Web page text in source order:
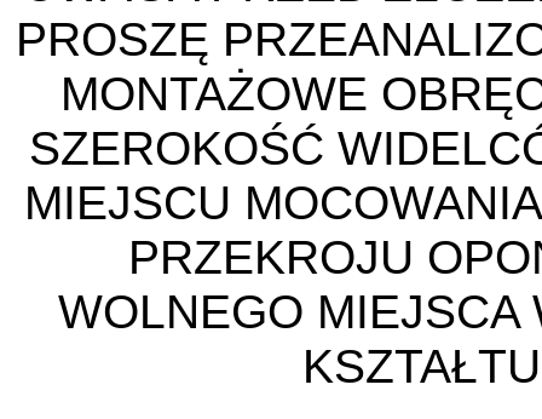
PROSZĘ
MONTAŻOWE
SZEROKOŚĆ
MIEJSCU
PRZEKROJU
WOLNEGO MIEJSCA